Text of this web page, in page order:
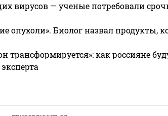
вирусов — ученые потребовали
опухоли». Биолог назвал продукты,
трансформируется»: как россияне